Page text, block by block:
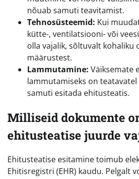
nõuab samuti teavitamist.
Tehnosüsteemid: Kui
kütte-, ventilatsiooni- või
olla vajalik, sõltuvalt kohaliku
määrustest.
Lammutamine: Väiksemate
lammutamiseks on
samuti esitada ehitusteatis.
Milliseid dokumente
ehitusteatise juurde
Ehitusteatise esitamine toimub
Ehitisregistri (EHR) kaudu. Pelgalt